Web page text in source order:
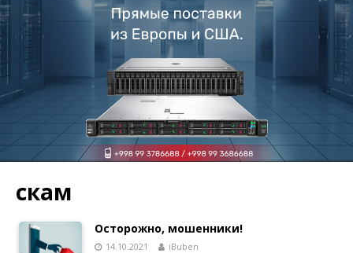
скам
Осторожно, мошенники!
14.10.2021 iBuben